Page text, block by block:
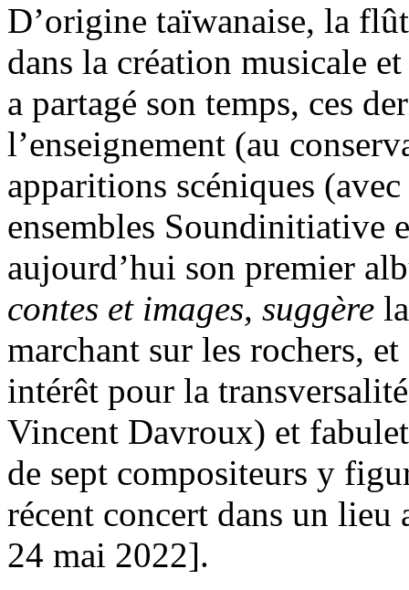
D’origine taïwanaise, la
dans la création musicale
a partagé son temps, ces
l’enseignement (au
apparitions scéniques
ensembles Soundinitiative
aujourd’hui son premier
contes et images, suggère
marchant sur les rochers,
intérêt pour la
Vincent Davroux) et
de sept compositeurs y
récent concert dans un
24 mai 2022].